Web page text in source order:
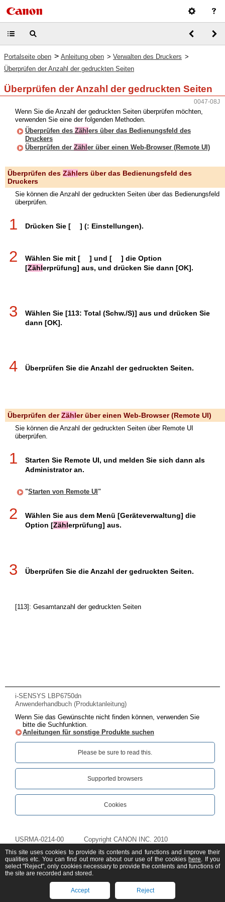
Portalseite oben > Anleitung oben > Verwalten des Druckers >
Überprüfen der Anzahl der gedruckten Seiten
Überprüfen der Anzahl der gedruckten Seiten
0047-08J
Wenn Sie die Anzahl der gedruckten Seiten überprüfen möchten,
verwenden Sie eine der folgenden Methoden.
Überprüfen des Zähl ers über das Bedienungsfeld des
Druckers
Überprüfen der Zähl er über einen Web-Browser (Remote UI)
Überprüfen des Zählers über das Bedienungsfeld des
Druckers
Sie können die Anzahl der gedruckten Seiten über das Bedienungsfeld
überprüfen.
1 Drücken Sie [ ] (: Einstellungen).
2 Wählen Sie mit [ ] und [
] die Option
[Zählerprüfung] aus, und drücken Sie dann [OK].
3
Wählen Sie [113: Total (Schw./S)] aus und drücken Sie
dann [OK].
4 Überprüfen Sie die Anzahl der gedruckten Seiten.
Überprüfen derZähler über einen Web-Browser (Remote UI)
Sie können die Anzahl der gedruckten Seiten über Remote UI
überprüfen.
1
Starten Sie Remote UI, und melden Sie sich dann als
Administrator an.
"Starten von Remote UI "
2
Wählen Sie aus dem Menü [Geräteverwaltung] die
Option [Zählerprüfung] aus.
3 Überprüfen Sie die Anzahl der gedruckten Seiten.
[113]: Gesamtanzahl der gedruckten Seiten
i-SENSYS LBP6750dn
Anwenderhandbuch (Produktanleitung)
Wenn Sie das Gewünschte nicht finden können, verwenden Sie
bitte die Suchfunktion.
Anleitungen für sonstige Produkte suchen
Please be sure to read this.‎
Supported browsers
Cookies
USRMA-0214-00 Copyright CANON INC. 2010
This site uses cookies to provide its contents and functions and improve their
qualities etc. You can find out more about our use of the cookies here. If you
select "Reject", only cookies necessary to provide the contents and functions of
the site are recorded and stored.
Accept Reject